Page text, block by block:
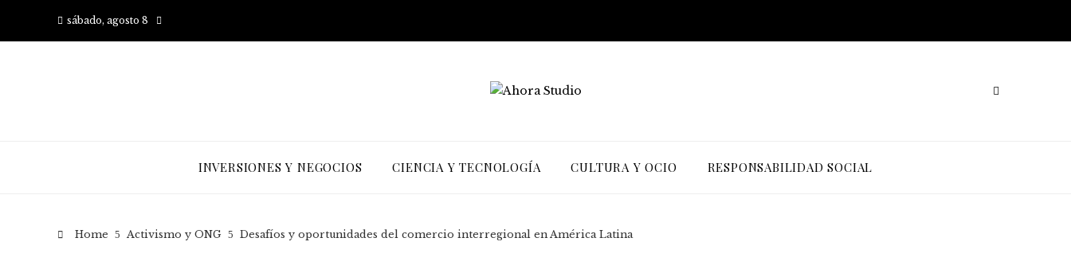
sábado, agosto 8
INVERSIONES Y NEGOCIOS CIENCIA Y TECNOLOGÍA CULTURA Y OCIO RESPONSABILIDAD SOCIAL
Home Activismo y ONG Desafíos y oportunidades del comercio interregional en América Latina